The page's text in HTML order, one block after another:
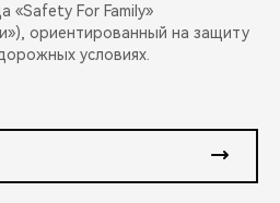
«Safety For Family»
ориентированный на защиту
условиях.